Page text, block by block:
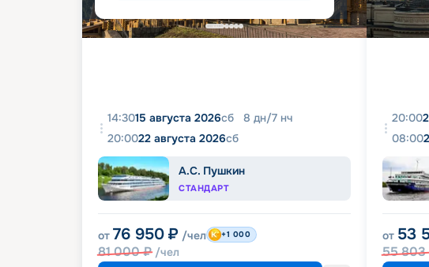
14:3015 августа 2026сб 8 дн/7 нч
20:0022 августа 2026сб
А.С. Пушкин
СТАНДАРТ
от 76 950 ₽ /чел
81 000₽ /чел
+1 000
20:00
08:00
от 53
55 803